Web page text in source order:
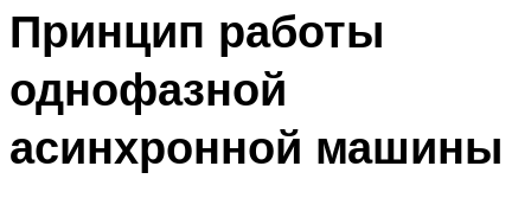
Принцип работы
однофазной
асинхронной машины